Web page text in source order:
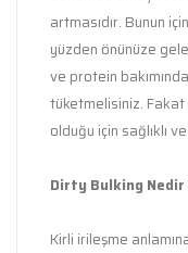
artmasıdır. Bunun
yüzden önünüze
ve protein
tüketmelisiniz. Fakat
olduğu için sağlıklı
Dirty Bulking Nedir
Kirli irileşme